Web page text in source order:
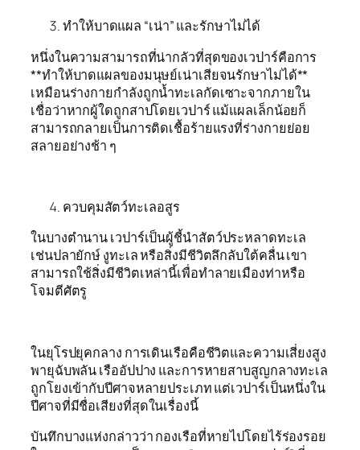
ทำให้บาดแผล “เน่า” และรักษาไม่ได้
หนึ่งในความสามารถที่น่ากลัวที่สุดของเวปาร์คือการ
**ทำให้บาดแผลของมนุษย์เน่าเสียจนรักษาไม่ได้**
เหมือนร่างกายกำลังถูกน้ำทะเลกัดเซาะจากภายใน
เชื่อว่าหากผู้ใดถูกสาปโดยเวปาร์ แม้แผลเล็กน้อยก็
สามารถกลายเป็นการติดเชื้อร้ายแรงที่ร่างกายย่อย
สลายอย่างช้า ๆ
ควบคุมสัตว์ทะเลอสูร
ในบางตำนาน เวปาร์เป็นผู้ชี้นำสัตว์ประหลาดทะเล
เช่นปลายักษ์ งูทะเล หรือสิ่งมีชีวิตลึกลับใต้คลื่น เขา
สามารถใช้สิ่งมีชีวิตเหล่านี้เพื่อทำลายเมืองท่าหรือ
โจมตีศัตรู
ในยุโรปยุคกลาง การเดินเรือคือชีวิตและความเสี่ยงสูง
พายุฉับพลัน เรืออัปปาง และการหายสาบสูญกลางทะเล
ถูกโยงเข้ากับปีศาจหลายประเภท แต่เวปาร์เป็นหนึ่งใน
ปีศาจที่มีชื่อเสียงที่สุดในเรื่องนี้
บันทึกบางแห่งกล่าวว่า กองเรือที่หายไปโดยไร้ร่องรอย